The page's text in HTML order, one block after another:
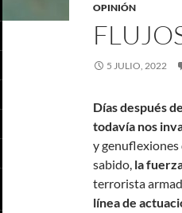
OPINIÓN
5 JULIO, 2022
Días después
todavía nos
y genuflexiones
sabido, la
terrorista
línea de